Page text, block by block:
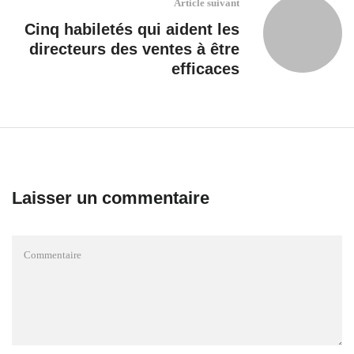
Article suivant
Cinq habiletés qui aident les
directeurs des ventes à être
efficaces
Laisser un commentaire